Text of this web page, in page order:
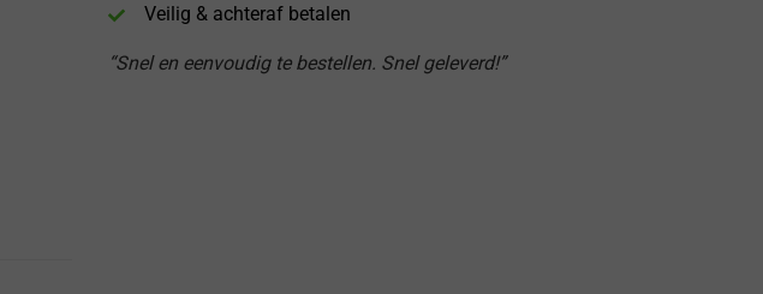
Veilig & achteraf betalen
“Snel en eenvoudig te bestellen. Snel geleverd!”